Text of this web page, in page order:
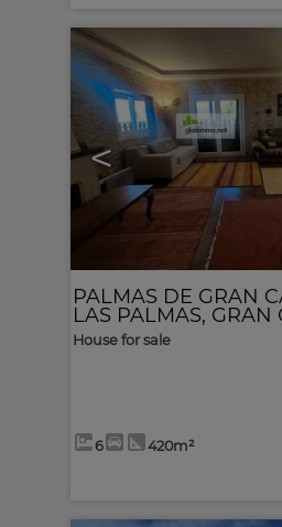
<
PALMAS DE GRAN
LAS PALMAS, GRAN
House for sale
6 420m²